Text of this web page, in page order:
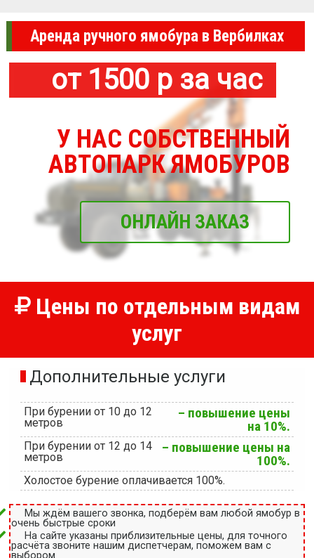
Аренда ручного ямобура в Вербилках
от 1500 р за час
У НАС СОБСТВЕННЫЙ
АВТОПАРК ЯМОБУРОВ
ОНЛАЙН ЗАКАЗ
Цены по отдельным видам
услуг
Дополнительные услуги
При бурении от 10 до 12
метров
– повышение цены
на 10%.
При бурении от 12 до 14
метров
– повышение цены на
100%.
Холостое бурение оплачивается 100%.
Мы ждём вашего звонка, подберём вам любой ямобур в
очень быстрые сроки
На сайте указаны приблизительные цены, для точного
расчёта звоните нашим диспетчерам, поможем вам с